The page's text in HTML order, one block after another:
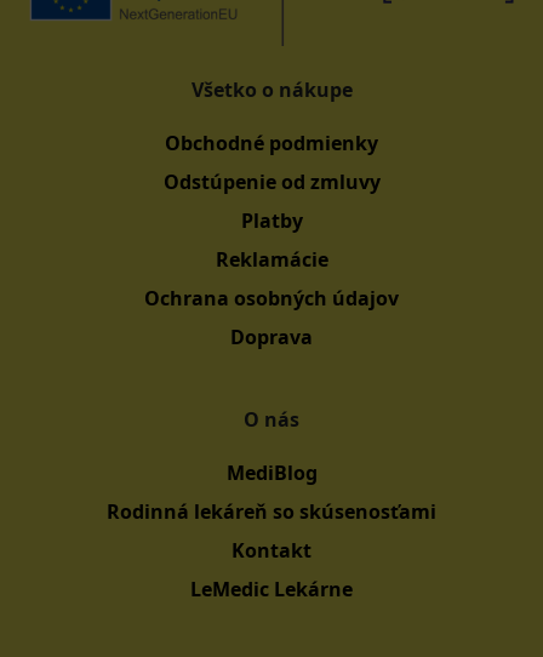
Všetko o nákupe
Obchodné podmienky
Odstúpenie od zmluvy
Platby
Reklamácie
Ochrana osobných údajov
Doprava
O nás
MediBlog
Rodinná lekáreň so skúsenosťami
Kontakt
LeMedic Lekárne